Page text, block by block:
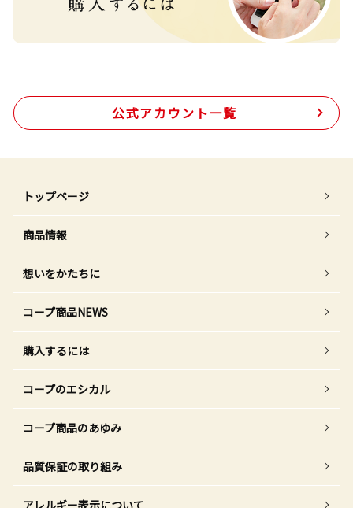
公式アカウント一覧
トップページ
商品情報
想いをかたちに
コープ商品NEWS
購入するには
コープのエシカル
コープ商品のあゆみ
品質保証の取り組み
アレルギー表示について